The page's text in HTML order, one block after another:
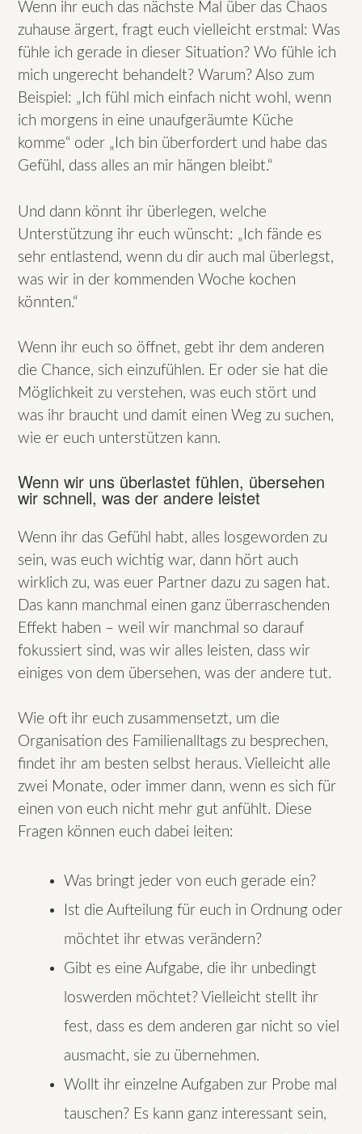
Wenn ihr euch das nächste Mal über das Chaos
zuhause ärgert, fragt euch vielleicht erstmal: Was
fühle ich gerade in dieser Situation? Wo fühle ich
mich ungerecht behandelt? Warum? Also zum
Beispiel: „Ich fühl mich einfach nicht wohl, wenn
ich morgens in eine unaufgeräumte Küche
komme“ oder „Ich bin überfordert und habe das
Gefühl, dass alles an mir hängen bleibt.“
Und dann könnt ihr überlegen, welche
Unterstützung ihr euch wünscht: „Ich fände es
sehr entlastend, wenn du dir auch mal überlegst,
was wir in der kommenden Woche kochen
könnten.“
Wenn ihr euch so öffnet, gebt ihr dem anderen
die Chance, sich einzufühlen. Er oder sie hat die
Möglichkeit zu verstehen, was euch stört und
was ihr braucht und damit einen Weg zu suchen,
wie er euch unterstützen kann.
Wenn wir uns überlastet fühlen, übersehen
wir schnell, was der andere leistet
Wenn ihr das Gefühl habt, alles losgeworden zu
sein, was euch wichtig war, dann hört auch
wirklich zu, was euer Partner dazu zu sagen hat.
Das kann manchmal einen ganz überraschenden
Effekt haben – weil wir manchmal so darauf
fokussiert sind, was wir alles leisten, dass wir
einiges von dem übersehen, was der andere tut.
Wie oft ihr euch zusammensetzt, um die
Organisation des Familienalltags zu besprechen,
findet ihr am besten selbst heraus. Vielleicht alle
zwei Monate, oder immer dann, wenn es sich für
einen von euch nicht mehr gut anfühlt. Diese
Fragen können euch dabei leiten:
Was bringt jeder von euch gerade ein?
Ist die Aufteilung für euch in Ordnung oder
möchtet ihr etwas verändern?
Gibt es eine Aufgabe, die ihr unbedingt
loswerden möchtet? Vielleicht stellt ihr
fest, dass es dem anderen gar nicht so viel
ausmacht, sie zu übernehmen.
Wollt ihr einzelne Aufgaben zur Probe mal
tauschen? Es kann ganz interessant sein,